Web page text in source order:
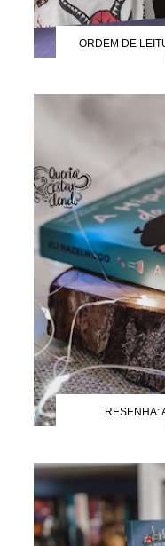
ORDEM DE
RESENHA: